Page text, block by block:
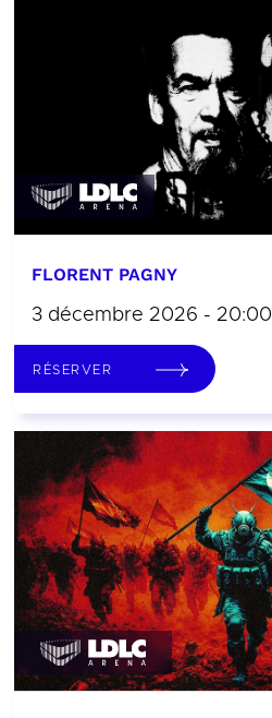
FLORENT PAGNY
3 décembre 2026 - 20:00
RÉSERVER